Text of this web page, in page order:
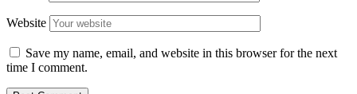
Website
Save my name, email, and website in this browser for the next
time I comment.